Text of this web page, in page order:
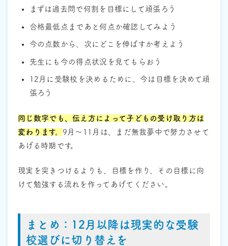
まずは過去問で何割を目標にして頑張ろう
合格最低点まであと何点か確認してみよう
今の点数から、次にどこを伸ばすか考えよう
先生にも今の得点状況を見てもらおう
12月に受験校を決めるために、今は目標を決めて頑
張ろう
同じ数字でも、伝え方によって子どもの受け取り方は
変わります。 9月〜11月は、まだ無我夢中で努力させて
あげる時期です。
現実を突きつけるよりも、目標を作り、その目標に向
けて勉強する流れを作ってあげてください。
まとめ：12月以降は現実的な受験
校選びに切り替えを